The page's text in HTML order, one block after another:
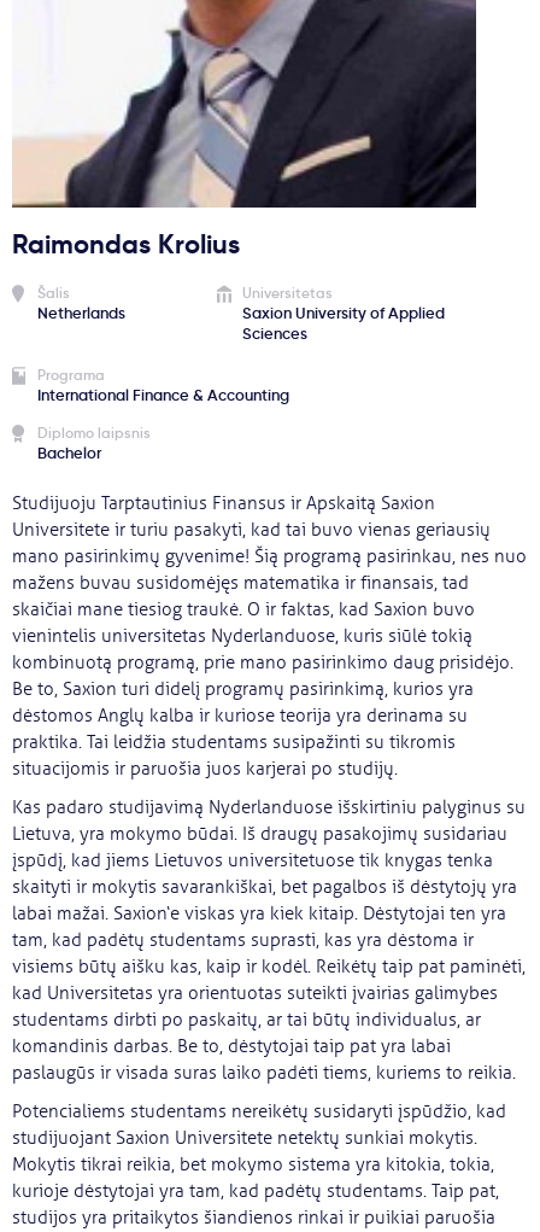
Paslaugos
Kodėl Kastu?
Naujienos
Raimondas Krolius
Šalis
Netherlands
Universitetas
Saxion University of Applied
Sciences
Programa
International Finance & Accounting
Diplomo laipsnis
Bachelor
Studijuoju Tarptautinius Finansus ir Apskaitą Saxion
Universitete ir turiu pasakyti, kad tai buvo vienas geriausių
mano pasirinkimų gyvenime! Šią programą pasirinkau, nes nuo
mažens buvau susidomėjęs matematika ir finansais, tad
skaičiai mane tiesiog traukė. O ir faktas, kad Saxion buvo
vienintelis universitetas Nyderlanduose, kuris siūlė tokią
kombinuotą programą, prie mano pasirinkimo daug prisidėjo.
Be to, Saxion turi didelį programų pasirinkimą, kurios yra
dėstomos Anglų kalba ir kuriose teorija yra derinama su
praktika. Tai leidžia studentams susipažinti su tikromis
situacijomis ir paruošia juos karjerai po studijų.
Kas padaro studijavimą Nyderlanduose išskirtiniu palyginus su
Lietuva, yra mokymo būdai. Iš draugų pasakojimų susidariau
įspūdį, kad jiems Lietuvos universitetuose tik knygas tenka
skaityti ir mokytis savarankiškai, bet pagalbos iš dėstytojų yra
labai mažai. Saxion‘e viskas yra kiek kitaip. Dėstytojai ten yra
tam, kad padėtų studentams suprasti, kas yra dėstoma ir
visiems būtų aišku kas, kaip ir kodėl. Reikėtų taip pat paminėti,
kad Universitetas yra orientuotas suteikti įvairias galimybes
studentams dirbti po paskaitų, ar tai būtų individualus, ar
komandinis darbas. Be to, dėstytojai taip pat yra labai
paslaugūs ir visada suras laiko padėti tiems, kuriems to reikia.
Potencialiems studentams nereikėtų susidaryti įspūdžio, kad
studijuojant Saxion Universitete netektų sunkiai mokytis.
Mokytis tikrai reikia, bet mokymo sistema yra kitokia, tokia,
kurioje dėstytojai yra tam, kad padėtų studentams. Taip pat,
studijos yra pritaikytos šiandienos rinkai ir puikiai paruošia